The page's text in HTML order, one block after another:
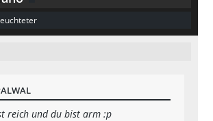
reich und du bist arm :p